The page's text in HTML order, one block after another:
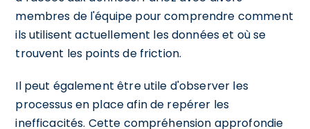
membres de l'équipe pour comprendre comment
ils utilisent actuellement les données et où se
trouvent les points de friction.
Il peut également être utile d'observer les
processus en place afin de repérer les
inefficacités. Cette compréhension approfondie